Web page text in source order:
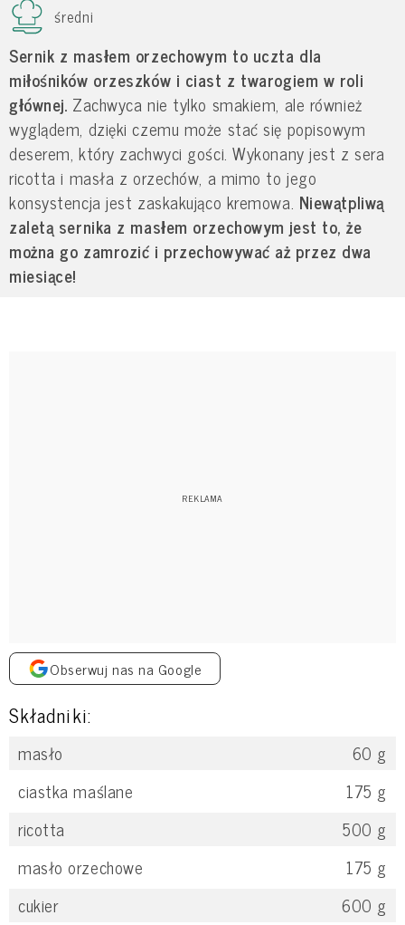
średni
Sernik z masłem orzechowym to uczta dla
miłośników orzeszków i ciast z twarogiem w roli
głównej. Zachwyca nie tylko smakiem, ale również
wyglądem, dzięki czemu może stać się popisowym
deserem, który zachwyci gości. Wykonany jest z sera
ricotta i masła z orzechów, a mimo to jego
konsystencja jest zaskakująco kremowa. Niewątpliwą
zaletą sernika z masłem orzechowym jest to, że
można go zamrozić i przechowywać aż przez dwa
miesiące!
Obserwuj nas na Google
Składniki:
masło 60 g
ciastka maślane
175 g
ricotta
500 g
masło orzechowe
175 g
cukier
600 g